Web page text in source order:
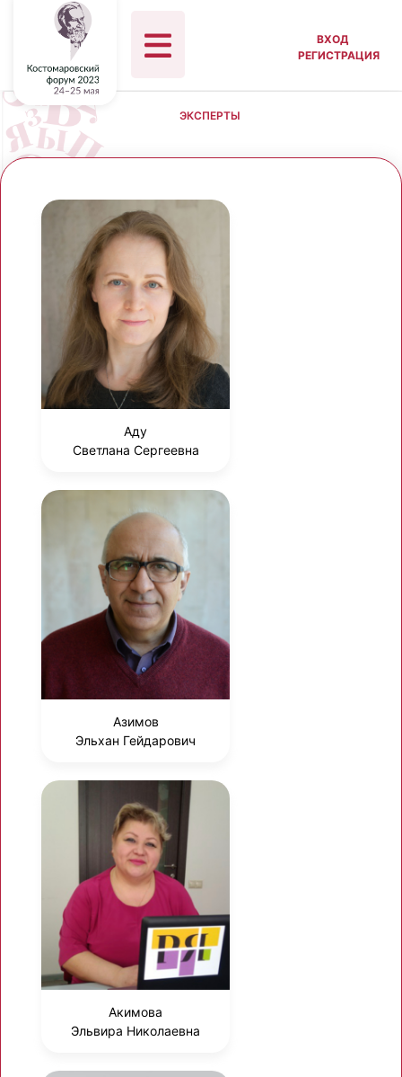
ВХОД
РЕГИСТРАЦИЯ
ЭКСПЕРТЫ
Аду
Светлана Сергеевна
Азимов
Эльхан Гейдарович
Акимова
Эльвира Николаевна